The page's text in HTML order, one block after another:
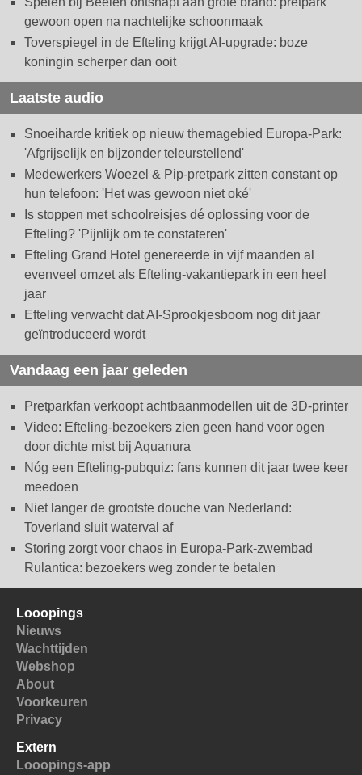
gewoon open na nachtelijke schoonmaak
Toverspiegel in de Efteling krijgt AI-upgrade: boze
koningin scherper dan ooit
Laatste audio
Snoeiharde kritiek op nieuw themagebied Europa-Park:
'Afgrijselijk en bijzonder teleurstellend'
Medewerkers Woezel & Pip-pretpark zitten constant op
hun telefoon: 'Het was gewoon niet oké'
Is stoppen met schoolreisjes dé oplossing voor de
Efteling? 'Pijnlijk om te constateren'
Efteling Grand Hotel genereerde in vijf maanden al
evenveel omzet als Efteling-vakantiepark in een heel
jaar
Efteling verwacht dat AI-Sprookjesboom nog dit jaar
geïntroduceerd wordt
Vandaag een jaar geleden
Pretparkfan verkoopt achtbaanmodellen uit de 3D-printer
Video: Efteling-bezoekers zien geen hand voor ogen
door dichte mist bij Aquanura
Nóg een Efteling-pubquiz: fans kunnen dit jaar twee keer
meedoen
Niet langer de grootste douche van Nederland:
Toverland sluit waterval af
Storing zorgt voor chaos in Europa-Park-zwembad
Rulantica: bezoekers weg zonder te betalen
Looopings
Nieuws
Wachttijden
Webshop
About
Voorkeuren
Privacy
Extern
Looopings-app